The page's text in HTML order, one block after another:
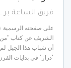
فريق الساعة برس
على صفحته الرسمية
الشريف عن كتاب "من
أن شباب هذا الجيل لم
"دراز" في بدايات